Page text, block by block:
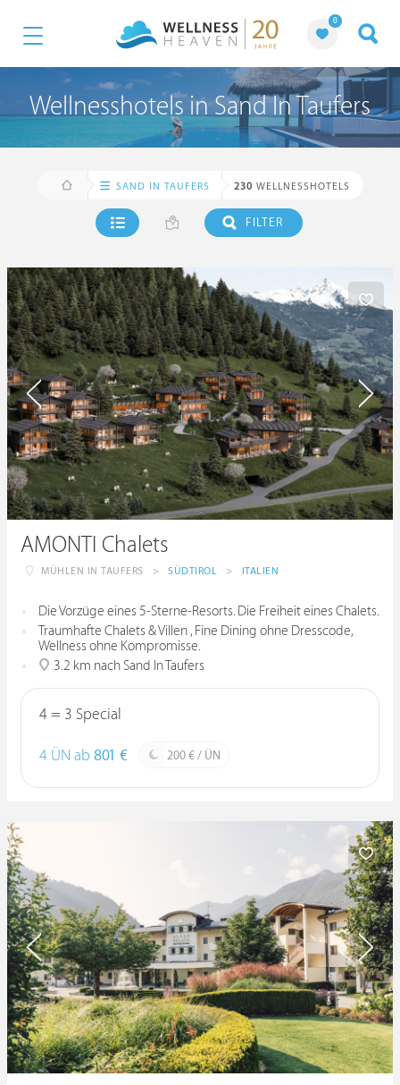
0
Wellnesshotels in Sand In Taufers
SAND IN TAUFERS 230 WELLNESSHOTELS
FILTER
AMONTI Chalets
MÜHLEN IN TAUFERS > SÜDTIROL > ITALIEN
Die Vorzüge eines 5-Sterne-Resorts. Die Freiheit eines Chalets.
Traumhafte Chalets & Villen , Fine Dining ohne Dresscode,
Wellness ohne Kompromisse.
3.2 km nach Sand In Taufers
4 = 3 Special
4 ÜN ab 801 € 200 € / ÜN